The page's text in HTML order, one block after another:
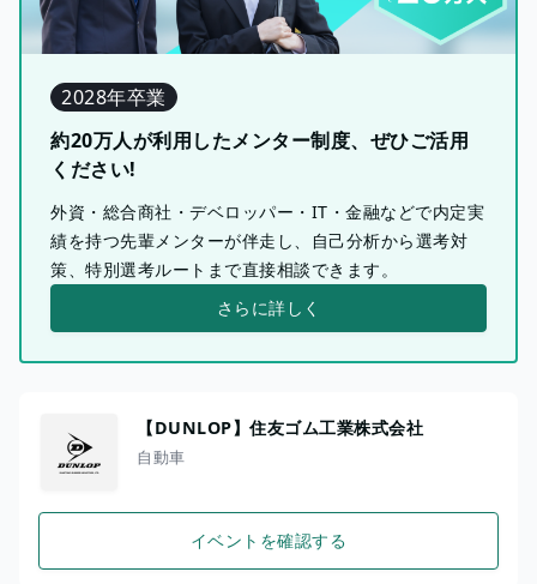
2028年卒業
約20万人が利用したメンター制度、ぜひご活用
ください!
外資・総合商社・デベロッパー・IT・金融などで内定実
績を持つ先輩メンターが伴走し、自己分析から選考対
策、特別選考ルートまで直接相談できます。
さらに詳しく
【DUNLOP】住友ゴム工業株式会社
自動車
イベントを確認する